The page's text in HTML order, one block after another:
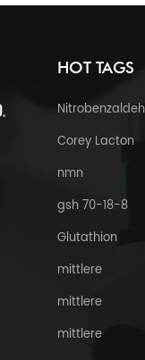
HOT TAGS
Corey Lacton
nmn
gsh 70-18-8
Glutathion
mittlere
mittlere
mittlere